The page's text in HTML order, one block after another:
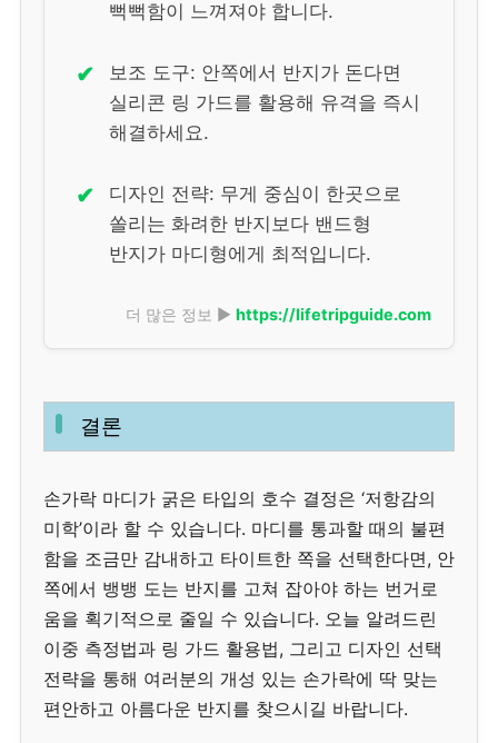
뻑뻑함이 느껴져야 합니다.
✔
보조 도구: 안쪽에서 반지가 돈다면
실리콘 링 가드를 활용해 유격을 즉시
해결하세요.
✔
디자인 전략: 무게 중심이 한곳으로
쏠리는 화려한 반지보다 밴드형
반지가 마디형에게 최적입니다.
더 많은 정보 ▶ https://lifetripguide.com
결론
손가락 마디가 굵은 타입의 호수 결정은 ‘저항감의
미학’이라 할 수 있습니다. 마디를 통과할 때의 불편
함을 조금만 감내하고 타이트한 쪽을 선택한다면, 안
쪽에서 뱅뱅 도는 반지를 고쳐 잡아야 하는 번거로
움을 획기적으로 줄일 수 있습니다. 오늘 알려드린
이중 측정법과 링 가드 활용법, 그리고 디자인 선택
전략을 통해 여러분의 개성 있는 손가락에 딱 맞는
편안하고 아름다운 반지를 찾으시길 바랍니다.